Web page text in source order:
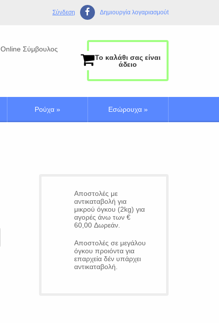
Σύνδεση Δημιουργία λογαριασμούt
Online Σύμβουλος
Το καλάθι σας είναι
άδειο
Ρούχα » Εσώρουχα »
Αποστολές με
αντικαταβολή για
μικρού όγκου (2kg) για
αγορές άνω των €
60,00 Δωρεάν.
Αποστολές σε μεγάλου
όγκου προιόντα για
επαρχεία δέν υπάρχει
αντικαταβολή.